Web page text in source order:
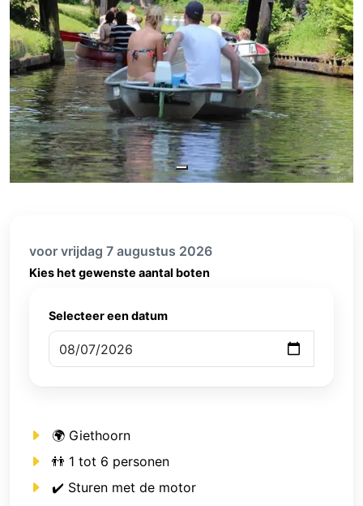
voor vrijdag 7 augustus 2026
Kies het gewenste aantal boten
Selecteer een datum
🌍 Giethoorn
👬 1 tot 6 personen
✔️ Sturen met de motor